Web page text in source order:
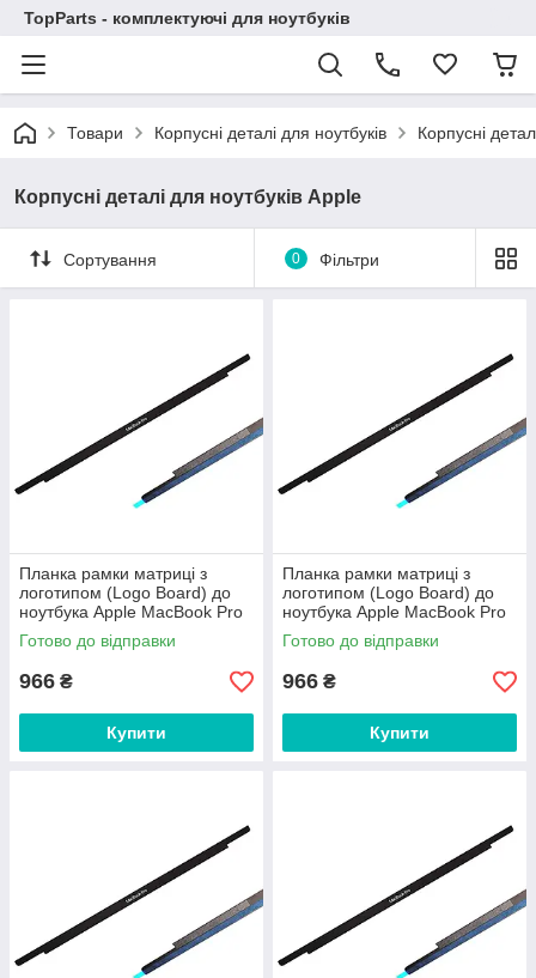
TopParts - комплектуючі для ноутбуків
Товари Корпусні деталі для ноутбуків Корпусні
Корпусні деталі для ноутбуків Apple
Сортування 0 Фільтри
Планка рамки матриці з
логотипом (Logo Board) до
ноутбука Apple MacBook Pro
15" A1707, A1990
Готово до відправки
966 ₴
Купити
Планка рамки матриці з
логотипом (Logo Board) до
ноутбука Apple MacBook Pro
13" A1706, A1708, A1989,
A2159, A2338
Готово до відправки
966 ₴
Купити